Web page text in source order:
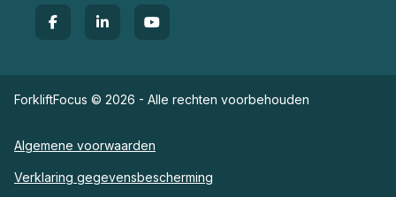
ForkliftFocus © 2026 - Alle rechten voorbehouden
Algemene voorwaarden
Verklaring gegevensbescherming